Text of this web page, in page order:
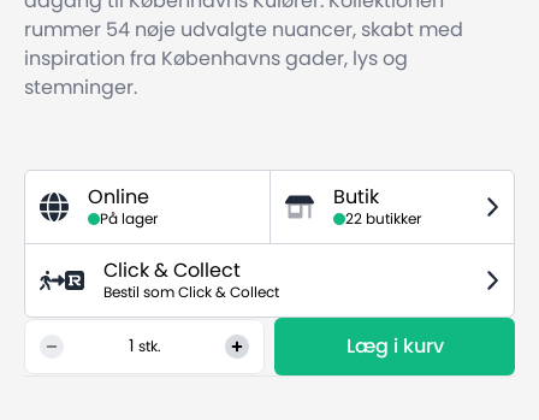
rummer 54 nøje udvalgte nuancer, skabt med
inspiration fra Københavns gader, lys og
stemninger.
Online
På lager
Butik
22 butikker
Click & Collect
Bestil som Click & Collect
stk. Læg i kurv